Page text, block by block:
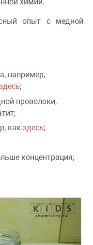
опыт с медной
например,
;
проволоки,
как здесь;
концентрация,